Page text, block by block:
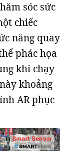
sóc sức
chiếc
năng quay
phác họa
khi chạy
khoảng
AR phục